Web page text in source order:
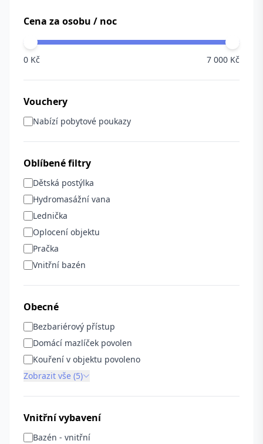
Cena za osobu / noc
0 Kč 7 000 Kč
Vouchery
Nabízí pobytové poukazy
Oblíbené filtry
Dětská postýlka
Hydromasážní vana
Lednička
Oplocení objektu
Pračka
Vnitřní bazén
Obecné
Bezbariérový přístup
Domácí mazlíček povolen
Kouření v objektu povoleno
Zobrazit vše (5)
Vnitřní vybavení
Bazén - vnitřní